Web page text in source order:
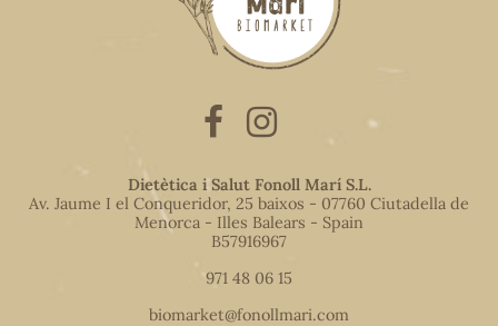
Dietètica i Salut Fonoll Marí S.L.
Av. Jaume I el Conqueridor, 25 baixos - 07760 Ciutadella de
Menorca - Illes Balears - Spain
B57916967
971 48 06 15
biomarket@fonollmari.com